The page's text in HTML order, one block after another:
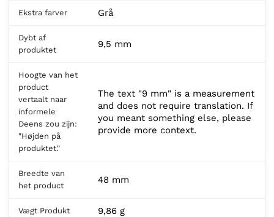
Ekstra farver Grå
Dybt af
produktet
9,5 mm
Hoogte van het
product
vertaalt naar
informele
Deens zou zijn:
"Højden på
produktet."
The text "9 mm" is a measurement
and does not require translation. If
you meant something else, please
provide more context.
Breedte van
het product
48 mm
Vægt Produkt 9,86 g